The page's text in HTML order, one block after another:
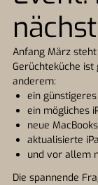
Anfang März
Gerüchteküche
anderem:
ein
ein mögliches
neue
aktualisierte
und vor allem
Die spannende